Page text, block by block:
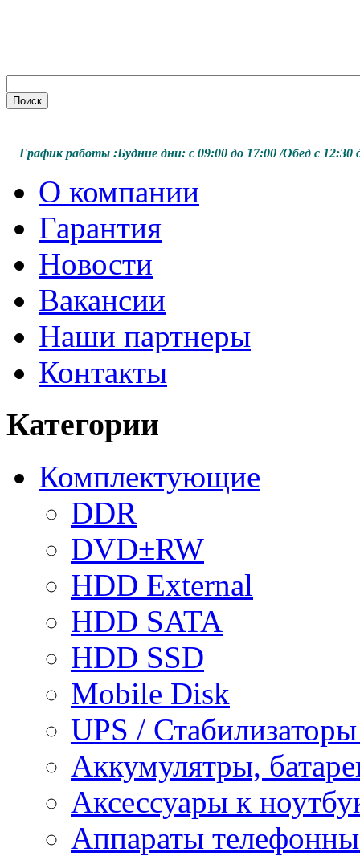
График работы :Будние дни: с 09:00 до 17:00 /Обед с 12:30
О компании
Гарантия
Новости
Вакансии
Наши партнеры
Контакты
Категории
Комплектующие
DDR
DVD±RW
HDD External
HDD SATA
HDD SSD
Mobile Disk
UPS /
Аккумулятры,
Аксессуары к
Аппараты